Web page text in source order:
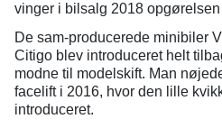
vinger i bilsalg 2018
De sam-producerede minibiler
Citigo blev introduceret helt
modne til modelskift. Man
facelift i 2016, hvor den lille
introduceret.